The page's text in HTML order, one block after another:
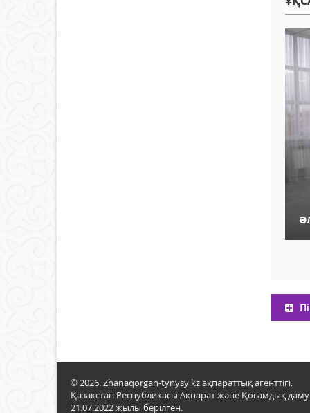
© 2026. Zhanaqorgan-tynysy.kz ақпараттық агенттігі.
Қазақстан Республикасы Ақпарат және Қоғамдық даму
21.07.2022 жылы берілген.